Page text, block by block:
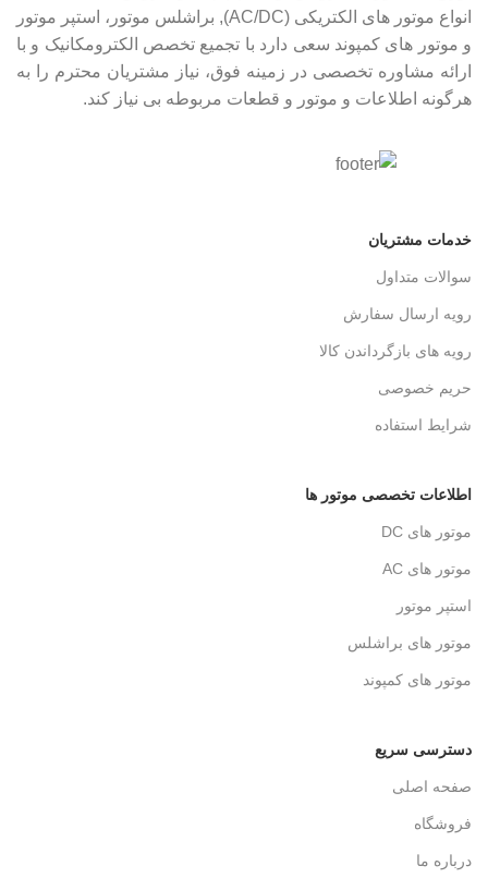
انواع موتور های الکتریکی (AC/DC), براشلس موتور، استپر موتور
و موتور های کمپوند سعی دارد با تجمیع تخصص الکترومکانیک و با
ارائه مشاوره تخصصی در زمینه فوق، نیاز مشتریان محترم را به
هرگونه اطلاعات و موتور و قطعات مربوطه بی نیاز کند.
خدمات مشتریان
سوالات متداول
رویه ارسال سفارش
رویه های بازگرداندن کالا
حریم خصوصی
شرایط استفاده
اطلاعات تخصصی موتور ها
موتور های DC
موتور های AC
استپر موتور
موتور های براشلس
موتور های کمپوند
دسترسی سریع
صفحه اصلی
فروشگاه
درباره ما